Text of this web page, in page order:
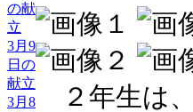
の献
立
3月9
日の
献立
3月8
２年生は